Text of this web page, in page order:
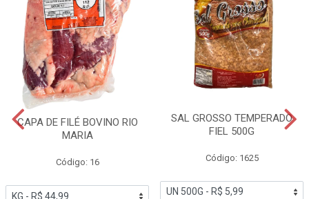
CAPA DE FILÉ BOVINO RIO
MARIA
Código: 16
SAL GROSSO TEMPERADO
FIEL 500G
Código: 1625